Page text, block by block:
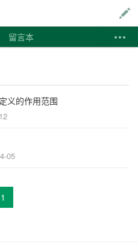
留言本
义的作用范围
05
1